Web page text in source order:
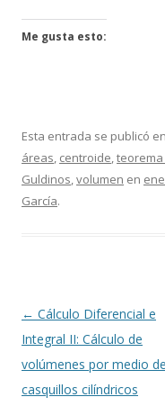
Me gusta esto:
Esta entrada se publicó en
áreas, centroide,
Guldinos,volumen en
García.
Navegación
de
entradas
← Cálculo Diferencial e
Integral II: Cálculo de
volúmenes por medio de
casquillos cilíndricos